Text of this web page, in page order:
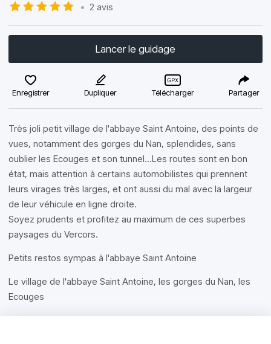
• 2 avis
Lancer le guidage
Enregistrer Dupliquer Télécharger Partager
Très joli petit village de l'abbaye Saint Antoine, des points de
vues, notamment des gorges du Nan, splendides, sans
oublier les Ecouges et son tunnel...Les routes sont en bon
état, mais attention à certains automobilistes qui prennent
leurs virages très larges, et ont aussi du mal avec la largeur
de leur véhicule en ligne droite.
Soyez prudents et profitez au maximum de ces superbes
paysages du Vercors.
Petits restos sympas à l'abbaye Saint Antoine
Le village de l'abbaye Saint Antoine, les gorges du Nan, les
Ecouges